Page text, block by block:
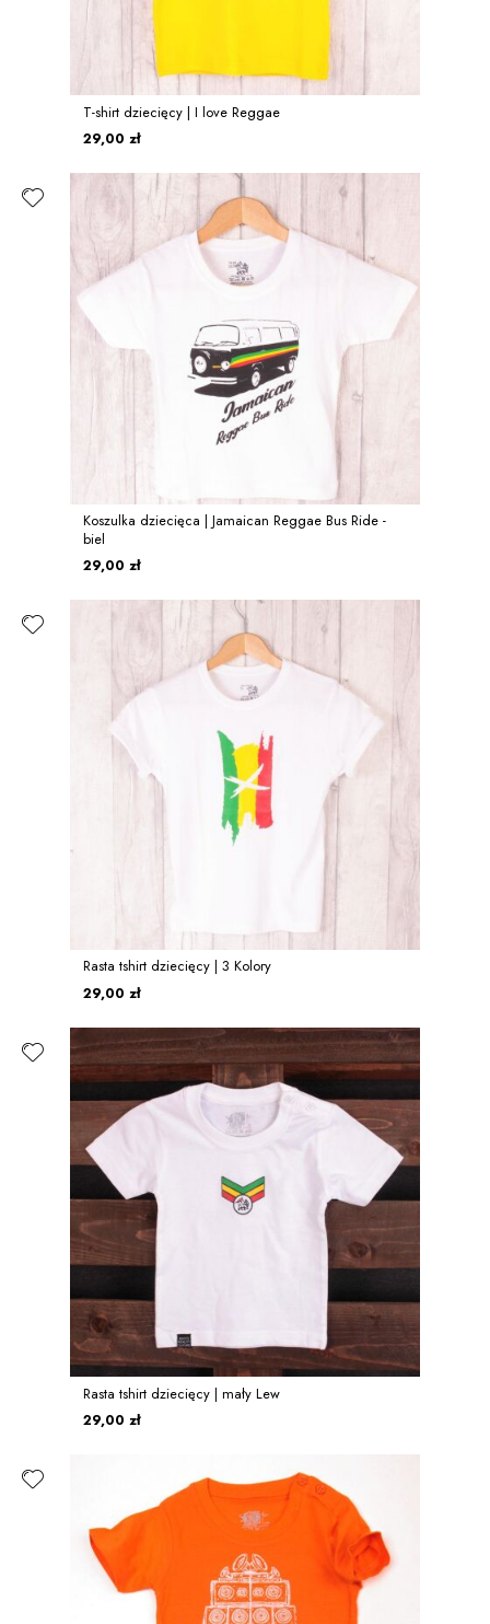
T-shirt dziecięcy | I love Reggae
29,00 zł
Koszulka dziecięca | Jamaican Reggae Bus Ride -
biel
29,00 zł
Rasta tshirt dziecięcy | 3 Kolory
29,00 zł
Rasta tshirt dziecięcy | mały Lew
29,00 zł